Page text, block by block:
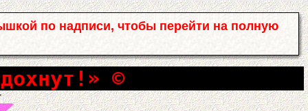
по надписи, чтобы перейти на полную
©